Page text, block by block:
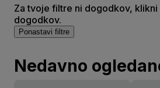
Za tvoje filtre ni dogodkov,
dogodkov.
Ponastavi filtre
Nedavno